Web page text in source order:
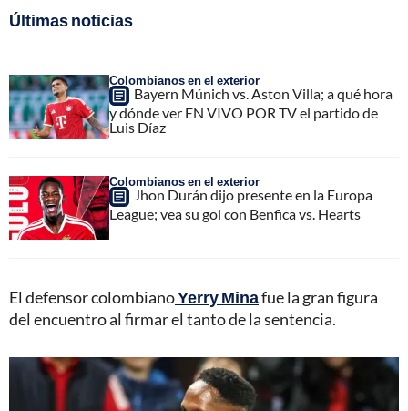
Últimas noticias
Colombianos en el exterior
Bayern Múnich vs. Aston Villa; a qué hora
y dónde ver EN VIVO POR TV el partido de
Luis Díaz
Colombianos en el exterior
Jhon Durán dijo presente en la Europa
League; vea su gol con Benfica vs. Hearts
El defensor colombianoYerry Minafue la gran figura
del encuentro al firmar el tanto de la sentencia.